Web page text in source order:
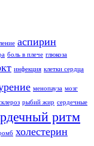
аспирин
боль в плече глюкоза
инфекция клетки сердца
менопауза мозг
рыбий жир сердечные
ритм
холестерин